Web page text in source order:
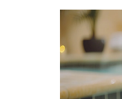
turisty.
regulovanou